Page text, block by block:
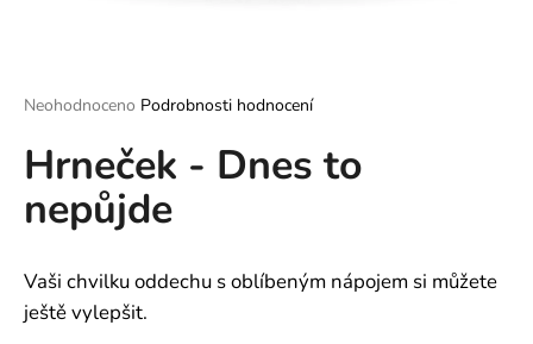
Průměrné
produktu
je
z
Neohodnoceno Podrobnosti hodnocení
Hrneček - Dnes to
nepůjde
Vaši chvilku oddechu s oblíbeným nápojem si můžete
ještě vylepšit.
í
t
?
HLEDAT